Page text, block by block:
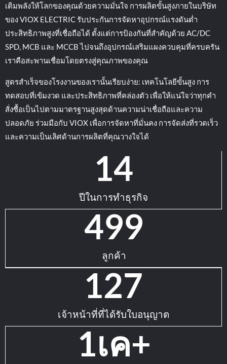
เติมพลังให้โลกของคุณด้วยความมั่นใจ การผลิตขั้นสูงภายในบริษัท
ของ VIOX ELECTRIC รับประกันการจัดหาอุปกรณ์แรงดันต่ำ
ประสิทธิภาพสูงที่เชื่อถือได้ ตั้งแต่การป้องกันที่สำคัญด้วย AC/DC
SPD, MCB และ MCCB ไปจนถึงอุปกรณ์เสริมแผงควบคุมที่ครบครัน
เราคือสะพานเชื่อมโดยตรงสู่คุณภาพของคุณ
สูตรสำเร็จของโรงงานของเรานั้นเรียบง่าย: เทคโนโลยีขั้นสูง การ
ทดสอบที่เข้มงวด และประสิทธิภาพที่คล่องตัว เพื่อให้แน่ใจว่าทุกคำ
สั่งซื้อเป็นไปตามมาตรฐานสูงสุดด้านความน่าเชื่อถือและความ
ปลอดภัย ร่วมมือกับ VIOX เพื่อการจัดหาที่มั่นคง การจัดส่งที่รวดเร็ว
และความเป็นเลิศด้านการผลิตที่คุณวางใจได้
ปีในการทำธุรกิจ
15
ลูกค้า
500
เจ้าหน้าที่ที่ได้รับใบอนุญาต
128
2เค+